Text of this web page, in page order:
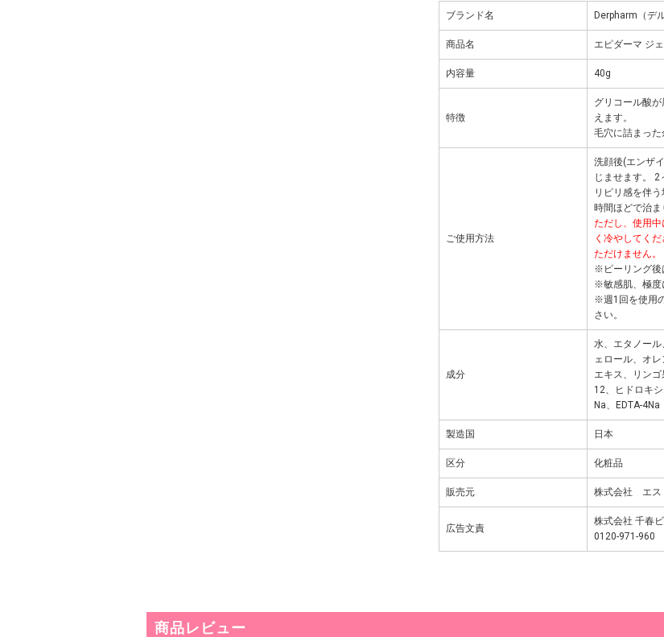
ブランド名 Derpharm（デ
商品名 エピダーマ ジ
内容量 40g
特徴
グリコール酸
えます。
毛穴に詰まった
ご使用方法
洗顔後(エンザ
じませます。
リピリ感を伴
時間ほどで治ま
ただし、使用
く冷やしてく
ただけません。
※ピーリング後
※敏感肌、極度
※週1回を使用
さい。
成分
水、エタノール
ェロール、オ
エキス、リン
12、ヒドロキ
Na、EDTA-4Na
製造国 日本
区分 化粧品
販売元 株式会社 エス
広告文責
株式会社 千春
0120-971-960
商品レビュー